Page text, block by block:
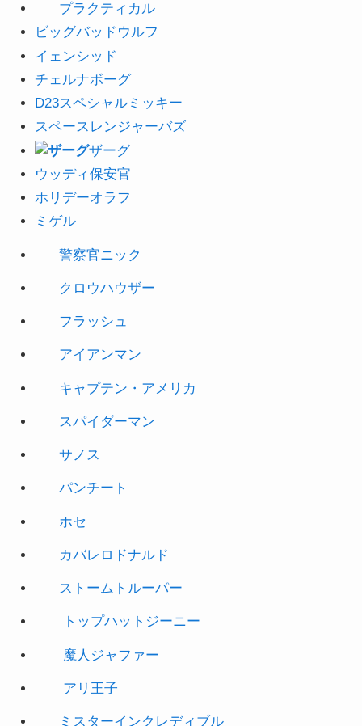
プラクティカル
ビッグバッドウルフ
イェンシッド
チェルナボーグ
D23スペシャルミッキー
スペースレンジャーバズ
ザーグ
ウッディ保安官
ホリ デーオラフ
ミゲル
警察官ニック
クロウハウザー
フラッシュ
アイアンマン
キャプテン・アメリカ
スパイダーマン
サノス
パンチート
ホセ
カバレロドナルド
ストームトルーパー
トップハットジーニー
魔人ジャファー
アリ王子
ミスターインクレディブル